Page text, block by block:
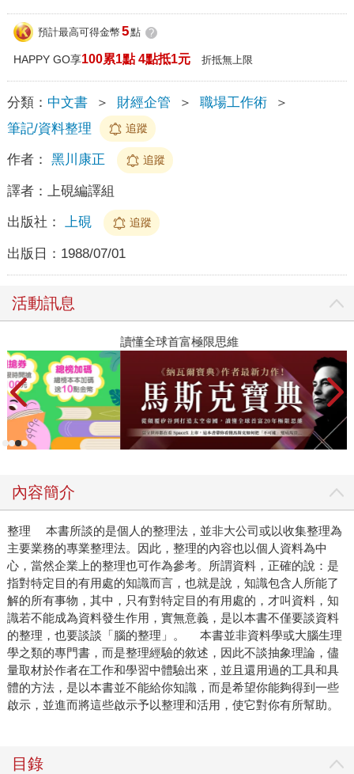
預計最高可得金幣 5點 ?
HAPPY GO享100累1點 4點抵1元 折抵無上限
分類： 中文書 ＞ 財經企管 ＞ 職場工作術
＞
筆記/資料整理
追蹤
作者： 黑川康正 追蹤
譯者： 上硯編譯組
出版社： 上硯 追蹤
出版日： 1988/07/01
活動訊息
讀懂全球首富極限思維
內容簡介
整理 本書所談的是個人的整理法，並非大公司或以收集整理為
主要業務的專業整理法。因此，整理的內容也以個人資料為中
心，當然企業上的整理也可作為參考。所謂資料，正確的說：是
指對特定目的有用處的知識而言，也就是說，知識包含人所能了
解的所有事物，其中，只有對特定目的有用處的，才叫資料，知
識若不能成為資料發生作用，實無意義，是以本書不僅要談資料
的整理，也要談談「腦的整理」。 本書並非資料學或大腦生理
學之類的專門書，而是整理經驗的敘述，因此不談抽象理論，儘
量取材於作者在工作和學習中體驗出來，並且還用過的工具和具
體的方法，是以本書並不能給你知識，而是希望你能夠得到一些
啟示，並進而將這些啟示予以整理和活用，使它對你有所幫助。
目錄